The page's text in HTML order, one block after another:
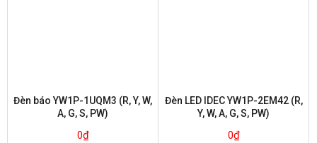
Đèn báo YW1P-1UQM3 (R, Y, W,
A, G, S, PW)
0₫
Đèn LED IDEC YW1P-2EM42 (R,
Y, W, A, G, S, PW)
0₫